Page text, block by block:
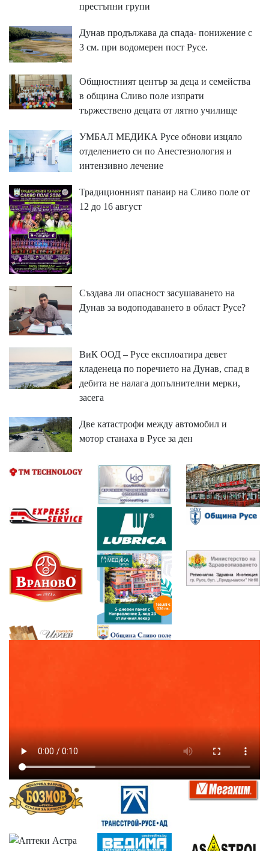
престъпни групи
Дунав продължава да спада- понижение с
3 см. при водомерен пост Русе.
Общностният център за деца и семейства
в община Сливо поле изпрати
тържествено децата от лятно училище
УМБАЛ МЕДИКА Русе обнови изцяло
отделението си по Анестезиология и
интензивно лечение
Традиционният панаир на Сливо поле от
12 до 16 август
Създава ли опасност засушаването на
Дунав за водоподаването в област Русе?
ВиК ООД – Русе експлоатира девет
кладенеца по поречието на Дунав, спад в
дебита не налага допълнителни мерки,
засега
Две катастрофи между автомобил и
мотор станаха в Русе за ден